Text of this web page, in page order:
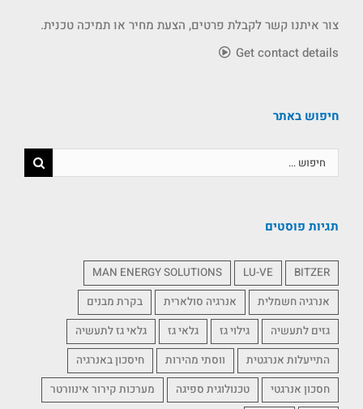
צור איתנו קשר לקבלת פרטים, הצעת מחיר או תמיכה טכנית.
Get contact details
חיפוש באתר
תגיות פוסטים
BITZER
LU-VE
MAN ENERGY SOLUTIONS
אנרגיה חשמלית
אנרגיה סולארית
בקרת מבנים
גזים לתעשיה
גילוי גז גלאי גז
גלאי גז לתעשיה
התייעלות אנרגטית
ווסתי מהירות
חיסכון באנרגיה
חסכון אנרגטי
טכנולוגית ספיגה
מערכות קירור אינוורטר